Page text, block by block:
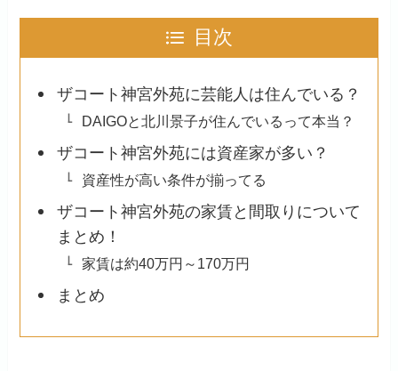
目次
ザコート神宮外苑に芸能人は住んでいる？
DAIGOと北川景子が住んでいるって本当？
ザコート神宮外苑には資産家が多い？
資産性が高い条件が揃ってる
ザコート神宮外苑の家賃と間取りについて
まとめ！
家賃は約40万円～170万円
まとめ